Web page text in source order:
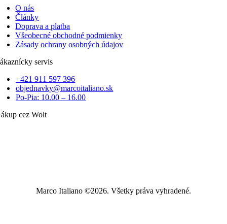
O nás
Články
Doprava a platba
Všeobecné obchodné podmienky
Zásady ochrany osobných údajov
servis
+421 911 597 396
objednavky@marcoitaliano.sk
Po-Pia: 10.00 – 16.00
cez Wolt
Marco Italiano ©2026. Všetky práva vyhradené.